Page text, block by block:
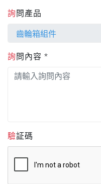
詢問產品
詢問內容 *
驗証碼